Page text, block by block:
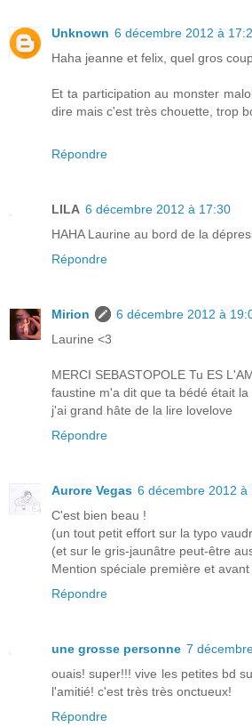
Unknown 6 décembre 2012 à
Haha jeanne et felix, quel gros
Et ta participation au monster
dire mais c'est très chouette, trop
Répondre
LILA 6 décembre 2012 à 17:30
HAHA Laurine au bord de la
Répondre
Mirion
6 décembre 2012 à
Laurine <3
MERCI SEBASTOPOLE Tu ES
faustine m'a dit que ta bédé était la
j'ai grand hâte de la lire lovelove
Répondre
Aurore Vegas 6 décembre 2012 à
C'est bien beau !
(un tout petit effort sur la typo
(et sur le gris-jaunâtre peut-être
Mention spéciale première et
Répondre
une grosse personne 7
ouais! super!!! vive les petites bd
l'amitié! c'est très très onctueux!
Répondre